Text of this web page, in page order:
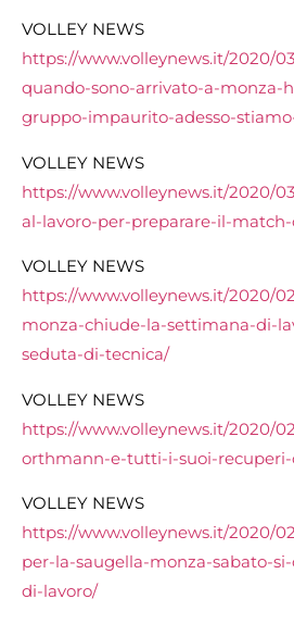
VOLLEY NEWS
https://www.volleynews.it/2020/
quando-sono-arrivato-a-monza-
gruppo-impaurito-adesso-
VOLLEY NEWS
https://www.volleynews.it/2020/
al-lavoro-per-preparare-il-
VOLLEY NEWS
https://www.volleynews.it/2020/
monza-chiude-la-settimana-di-
seduta-di-tecnica/
VOLLEY NEWS
https://www.volleynews.it/2020/
orthmann-e-tutti-i-suoi-recuperi-
VOLLEY NEWS
https://www.volleynews.it/2020/
per-la-saugella-monza-sabato-
di-lavoro/